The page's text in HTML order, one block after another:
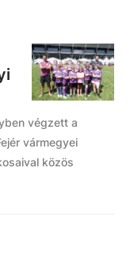
végzett a
vármegyei
közös